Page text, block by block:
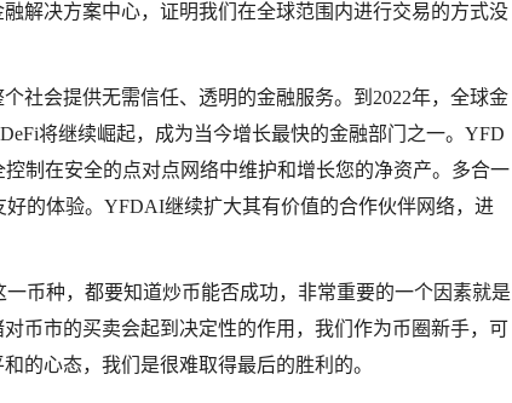
解决方案中心，证明我们在全球范围内进行交易的方式没
会提供无需信任、透明的金融服务。到2022年，全球金
将继续崛起，成为当今增长最快的金融部门之一。YFD
制在安全的点对点网络中维护和增长您的净资产。多合一
的体验。YFDAI继续扩大其有价值的合作伙伴网络，进
币种，都要知道炒币能否成功，非常重要的一个因素就是
币市的买卖会起到决定性的作用，我们作为币圈新手，可
的心态，我们是很难取得最后的胜利的。